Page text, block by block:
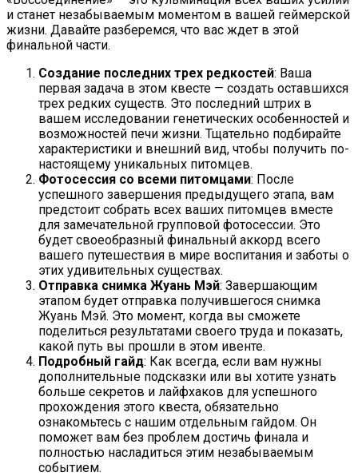
и станет незабываемым моментом в вашей геймерской
жизни. Давайте разберемся, что вас ждет в этой
финальной части.
Создание последних трех редкостей: Ваша
первая задача в этом квесте — создать оставшихся
трех редких существ. Это последний штрих в
вашем исследовании генетических особенностей и
возможностей печи жизни. Тщательно подбирайте
характеристики и внешний вид, чтобы получить по-
настоящему уникальных питомцев.
Фотосессия со всеми питомцами: После
успешного завершения предыдущего этапа, вам
предстоит собрать всех ваших питомцев вместе
для замечательной групповой фотосессии. Это
будет своеобразный финальный аккорд всего
вашего путешествия в мире воспитания и заботы о
этих удивительных существах.
Отправка снимка Жуань Мэй: Завершающим
этапом будет отправка получившегося снимка
Жуань Мэй. Это момент, когда вы сможете
поделиться результатами своего труда и показать,
какой путь вы прошли в этом ивенте.
Подробный гайд: Как всегда, если вам нужны
дополнительные подсказки или вы хотите узнать
больше секретов и лайфхаков для успешного
прохождения этого квеста, обязательно
ознакомьтесь с нашим отдельным гайдом. Он
поможет вам без проблем достичь финала и
полностью насладиться этим незабываемым
событием.